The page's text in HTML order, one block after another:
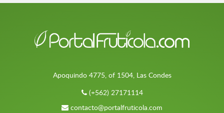
Apoquindo 4775, of 1504, Las Condes
(+562) 27171114
contacto@portalfruticola.com